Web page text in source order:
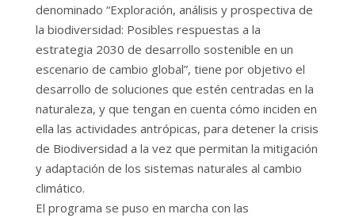
denominado “Exploración, análisis y prospectiva de
la biodiversidad: Posibles respuestas a la
estrategia 2030 de desarrollo sostenible en un
escenario de cambio global”, tiene por objetivo el
desarrollo de soluciones que estén centradas en la
naturaleza, y que tengan en cuenta cómo inciden en
ella las actividades antrópicas, para detener la crisis
de Biodiversidad a la vez que permitan la mitigación
y adaptación de los sistemas naturales al cambio
climático.
El programa se puso en marcha con las